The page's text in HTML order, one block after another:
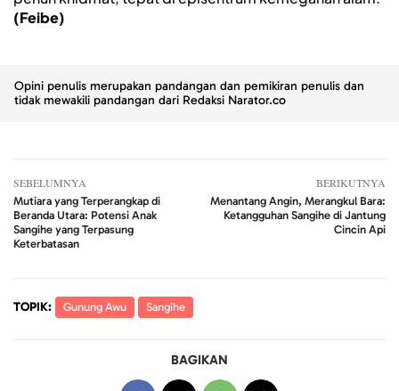
(Feibe)
Opini penulis merupakan pandangan dan pemikiran penulis dan
tidak mewakili pandangan dari Redaksi Narator.co
SEBELUMNYA
Mutiara yang Terperangkap di
Beranda Utara: Potensi Anak
Sangihe yang Terpasung
Keterbatasan
BERIKUTNYA
Menantang Angin, Merangkul Bara:
Ketangguhan Sangihe di Jantung
Cincin Api
TOPIK: Gunung Awu Sangihe
BAGIKAN